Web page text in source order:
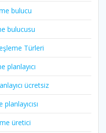
bulucu
bulucusu
Türleri
planlayıcı
ücretsiz
üretici